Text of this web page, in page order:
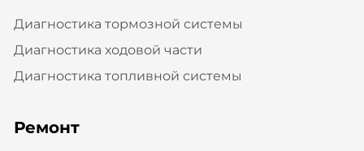
Диагностика тормозной системы
Диагностика ходовой части
Диагностика топливной системы
Ремонт